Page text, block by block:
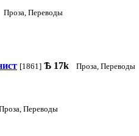
Проза, Переводы
[1861] Ѣ 17k Проза, Переводы
Переводы